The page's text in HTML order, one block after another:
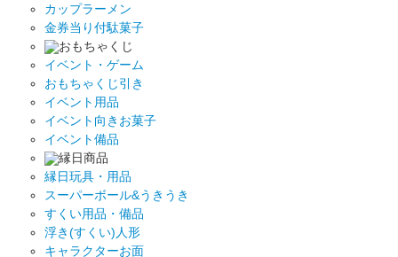
カップラーメン
金券当り付駄菓子
おもちゃくじ
イベント・ゲーム
おもちゃくじ引き
イベント用品
イベント向きお菓子
イベント備品
縁日商品
縁日玩具・用品
スーパーボール&うきうき
すくい用品・備品
浮き(すくい)人形
キャラクターお面